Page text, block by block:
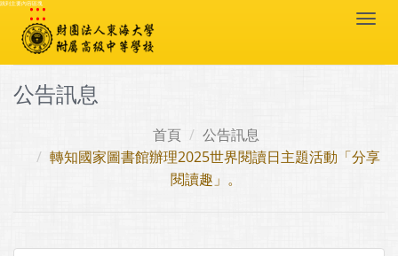
跳到主要內容區塊
:::
公告訊息
首頁
公告訊息
轉知國家圖書館辦理2025世界閱讀日主題活動「分享
閱讀趣」。